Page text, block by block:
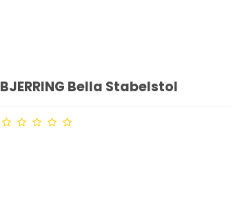
BJERRING Bella Stabelstol